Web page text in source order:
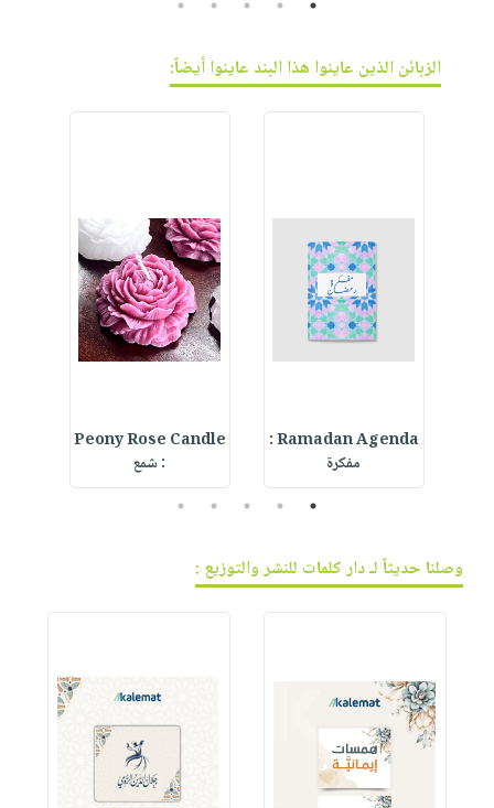
الزبائن الذين عاينوا هذا البند عاينوا أيضاً:
Ramadan Agenda :
مفكرة
Peony Rose Candle
: شمع
1
2
3
4
5
وصلنا حديثاً لـ دار كلمات للنشر والتوزيع :